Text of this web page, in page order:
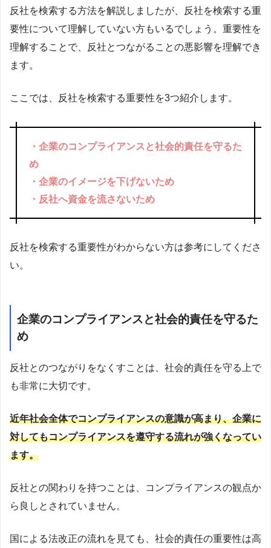
反社を検索する方法を解説しましたが、反社を検索する重
要性について理解していない方もいるでしょう。重要性を
理解することで、反社とつながることの悪影響を理解でき
ます。
ここでは、反社を検索する重要性を3つ紹介します。
・企業のコンプライアンスと社会的責任を守るた
め
・企業のイメージを下げないため
・反社へ資金を流さないため
反社を検索する重要性がわからない方は参考にしてくださ
い。
企業のコンプライアンスと社会的責任を守るた
め
反社とのつながりをなくすことは、社会的責任を守る上で
も非常に大切です。
近年社会全体でコンプライアンスの意識が高まり、企業に
対してもコンプライアンスを遵守する流れが強くなってい
ます。
反社との関わりを持つことは、コンプライアンスの観点か
ら良しとされていません。
国による法改正の流れを見ても、社会的責任の重要性は高